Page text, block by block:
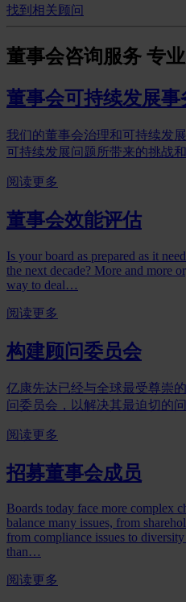
找到相关顾问
董事会咨询服务 专
董事会可持续发展事
我们的董事会治理和可持续发
可持续发展问题所带来的挑战和
阅读更多
董事会效能评估
Is your board as prepared as it
the next decade? More and more
way to deal…
阅读更多
构建顾问委员会
亿康先达已经与全球最受尊崇
问委员会，以解决其最迫切的问
阅读更多
招募董事会成员
Boards today face more complex
balance many issues, from
from compliance issues to
than…
阅读更多